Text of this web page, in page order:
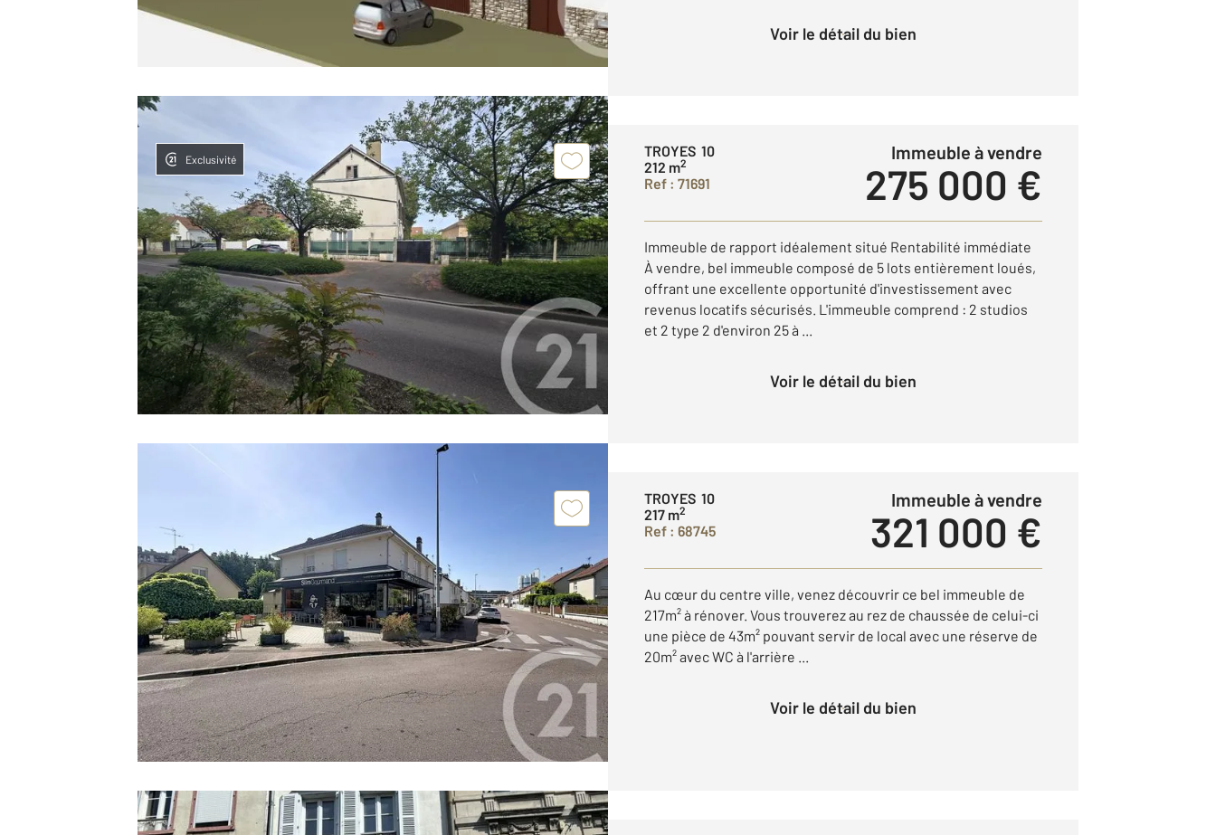
Voir le détail du bien
Exclusivité
TROYES 10
212 m2
Ref : 71691
Immeuble à vendre
275 000 €
Immeuble de rapport idéalement situé Rentabilité immédiate
À vendre, bel immeuble composé de 5 lots entièrement loués,
offrant une excellente opportunité d'investissement avec
revenus locatifs sécurisés. L'immeuble comprend : 2 studios
et 2 type 2 d'environ 25 à ...
Voir le détail du bien
TROYES 10
217 m2
Ref : 68745
Immeuble à vendre
321 000 €
Au cœur du centre ville, venez découvrir ce bel immeuble de
217m² à rénover. Vous trouverez au rez de chaussée de celui-ci
une pièce de 43m² pouvant servir de local avec une réserve de
20m² avec WC à l'arrière ...
Voir le détail du bien